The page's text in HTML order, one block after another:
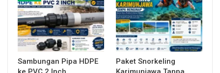
Sambungan Pipa HDPE
Paket Snorkeling